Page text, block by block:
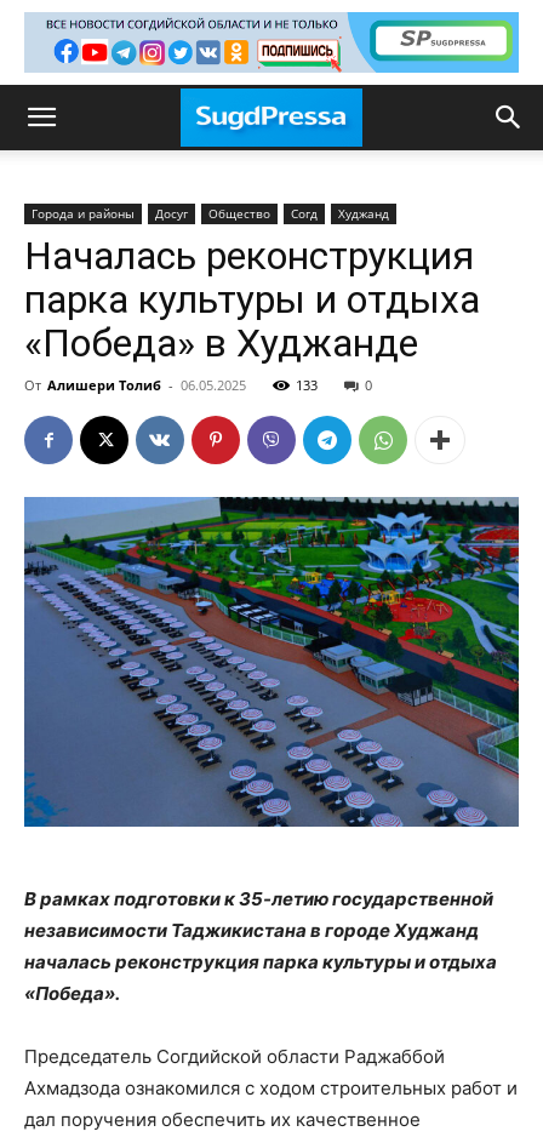
Города и районы Досуг Общество Согд Худжанд
Началась реконструкция
парка культуры и отдыха
«Победа» в Худжанде
От Алишери Толиб - 06.05.2025 133 0
В рамках подготовки к 35-летию государственной
независимости Таджикистана в городе Худжанд
началась реконструкция парка культуры и отдыха
«Победа».
Председатель Согдийской области Раджаббой
Ахмадзода ознакомился с ходом строительных работ и
дал поручения обеспечить их качественное